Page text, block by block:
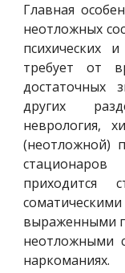
Главная
неотложных
психических
требует от
достаточных
других
неврология,
(неотложной)
приходится
выраженными
неотложными
наркоманиях.